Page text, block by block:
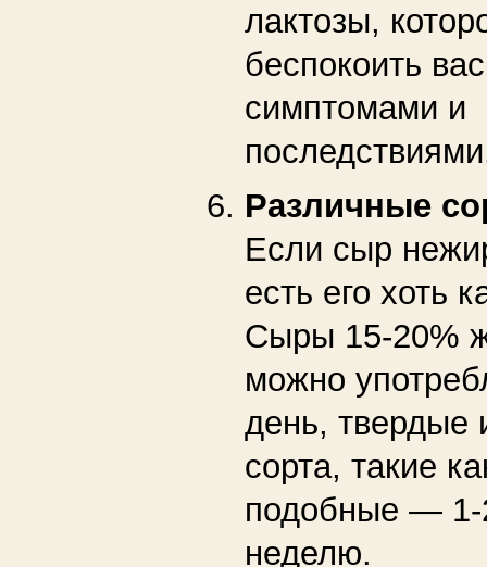
лактозы,
беспокоить
симптомами и
Различные
Если сыр
есть его хоть
Сыры 15-20%
можно
день, твердые
сорта, такие
подобные — 1-
неделю.